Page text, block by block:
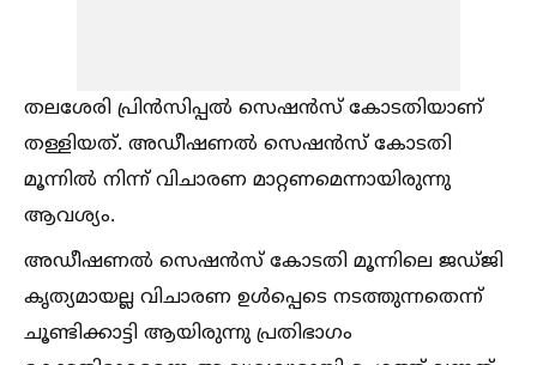
തലശേരി പ്രിന്‍സിപ്പല്‍ സെഷന്‍സ് കോടതിയാണ്
തള്ളിയത്. അഡീഷണല്‍ സെഷന്‍സ് കോടതി
മൂന്നില്‍ നിന്ന് വിചാരണ മാറ്റണമെന്നായിരുന്നു
ആവശ്യം.
അഡീഷണല്‍ സെഷന്‍സ് കോടതി മൂന്നിലെ ജഡ്ജി
കൃത്യമായല്ല വിചാരണ ഉള്‍പ്പെടെ നടത്തുന്നതെന്ന്
ചൂണ്ടിക്കാട്ടി ആയിരുന്നു പ്രതിഭാഗം